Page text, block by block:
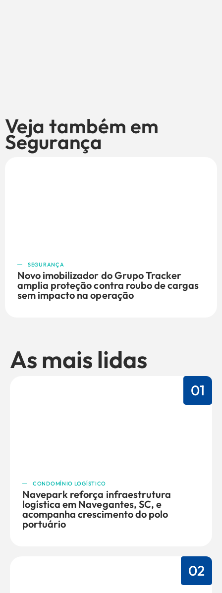
Veja também em
Segurança
SEGURANÇA
Novo imobilizador do Grupo Tracker
amplia proteção contra roubo de cargas
sem impacto na operação
As mais lidas
01
CONDOMÍNIO LOGÍSTICO
Navepark reforça infraestrutura
logística em Navegantes, SC, e
acompanha crescimento do polo
portuário
02